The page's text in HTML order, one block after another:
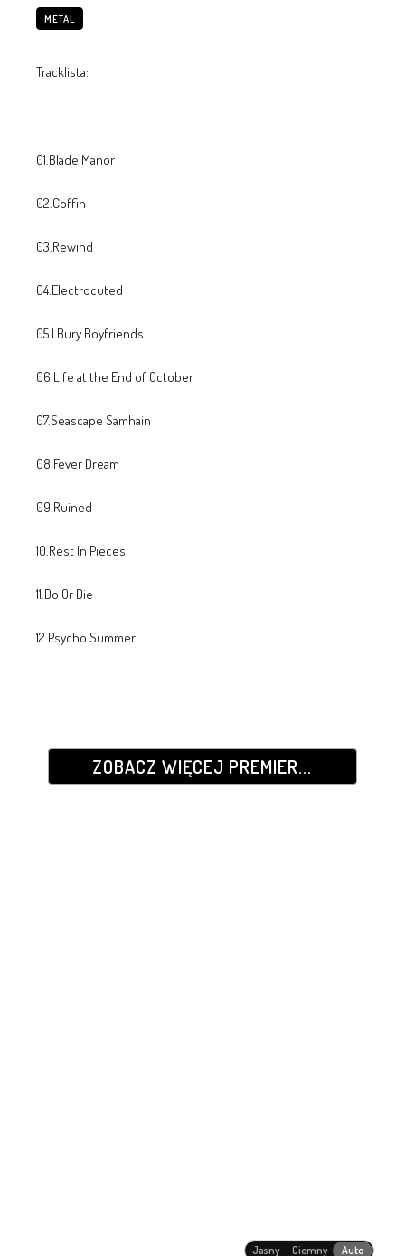
METAL
Tracklista:
01.Blade Manor
02.Coffin
03.Rewind
04.Electrocuted
05.I Bury Boyfriends
06.Life at the End of October
07.Seascape Samhain
08.Fever Dream
09.Ruined
10.Rest In Pieces
11.Do Or Die
12.Psycho Summer
ZOBACZ WIĘCEJ PREMIER...
Jasny Ciemny Auto